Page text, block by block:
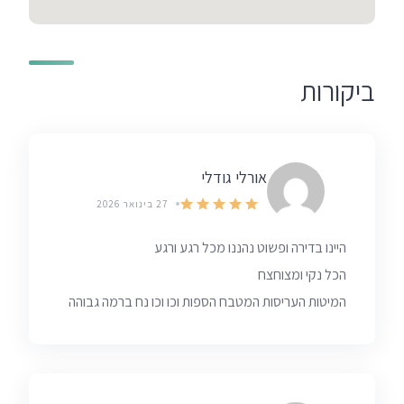
ביקורות
אורלי גודלי
27 בינואר 2026
היינו בדירה ופשוט נהננו מכל רגע ורגע
הכל נקי ומצוחצח
המיטות העריסות המטבח הספות וכו וכו נח ברמה גבוהה